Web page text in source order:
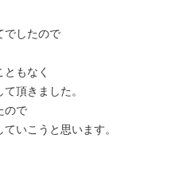
でしたので
もなく
頂きました。
ので
いこうと思います。